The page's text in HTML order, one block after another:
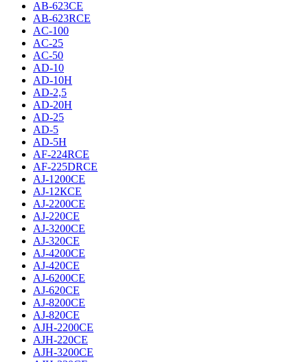
AB-623CE
AB-623RCE
AC-100
AC-25
AC-50
AD-10
AD-10H
AD-2,5
AD-20H
AD-25
AD-5
AD-5H
AF-224RCE
AF-225DRCE
AJ-1200CE
AJ-12КCE
AJ-2200CE
AJ-220CE
AJ-3200CE
AJ-320CE
AJ-4200CE
AJ-420CE
AJ-6200CE
AJ-620CE
AJ-8200CE
AJ-820CE
AJH-2200CE
AJH-220CE
AJH-3200CE